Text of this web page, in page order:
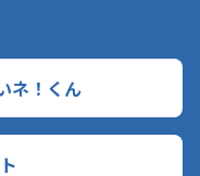
ネ！くん